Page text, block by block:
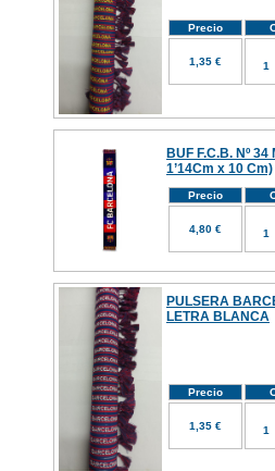
Precio
1,35 €
BUF F.C.B. Nº
1’14Cm x 10 Cm)
Precio
4,80 €
PULSERA
LETRA BLANCA
Precio
1,35 €